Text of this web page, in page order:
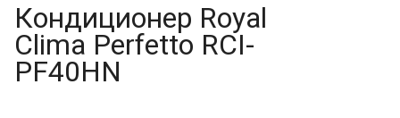
Кондиционер Royal
Clima Perfetto RCI-
PF40HN